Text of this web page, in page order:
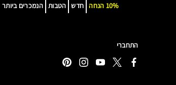
הנמכרים ביותר הטבות חדש 10% הנחה
התחברי